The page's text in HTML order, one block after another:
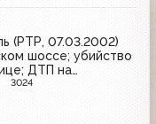
(РТР, 07.03.2002)
шоссе; убийство
ДТП на
3024